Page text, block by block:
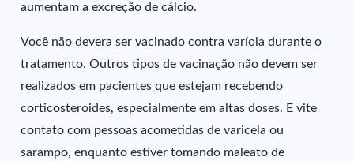
aumentam a excreção de cálcio.
Você não devera ser vacinado contra varíola durante o
tratamento. Outros tipos de vacinação não devem ser
realizados em pacientes que estejam recebendo
corticosteroides, especialmente em altas doses. E vite
contato com pessoas acometidas de varicela ou
sarampo, enquanto estiver tomando maleato de